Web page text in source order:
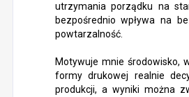
utrzymania porządku na
bezpośrednio wpływa na
powtarzalność.
Motywuje mnie środowisko,
formy drukowej realnie
produkcji, a wyniki można